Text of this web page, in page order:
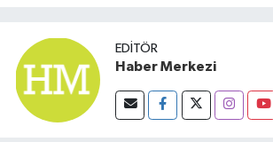
EDITÖR
Haber Merkezi